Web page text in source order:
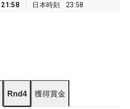
21:58 日本時刻 23:58
Rnd4 獲得賞金